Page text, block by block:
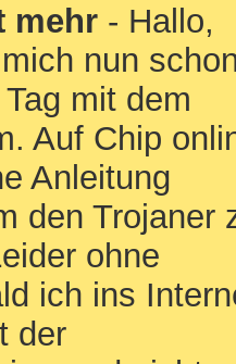
mehr - Hallo,
nun
mit dem
Auf Chip
Anleitung
den Trojaner
ohne
ich ins
der